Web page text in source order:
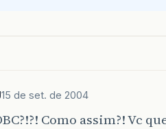
15 de set. de 2004
Como assim?! Vc